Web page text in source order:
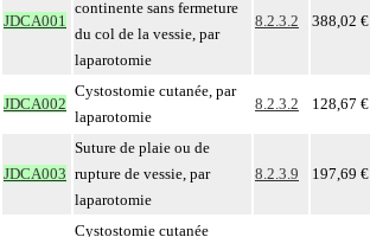
JDCA001
continente sans fermeture
du col de la vessie, par
laparotomie
8.2.3.2 388,02 €
JDCA002
Cystostomie cutanée, par
laparotomie
8.2.3.2 128,67 €
JDCA003
Suture de plaie ou de
rupture de vessie, par
laparotomie
8.2.3.9 197,69 €
Cystostomie cutanée